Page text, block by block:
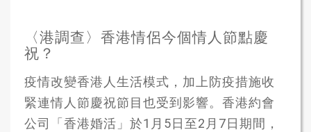
〈港調查〉香港情侶今個情人節點慶
祝？
疫情改變香港人生活模式，加上防疫措施收
緊連情人節慶祝節目也受到影響。香港約會
公司「香港婚活」於1月5日至2月7日期間，